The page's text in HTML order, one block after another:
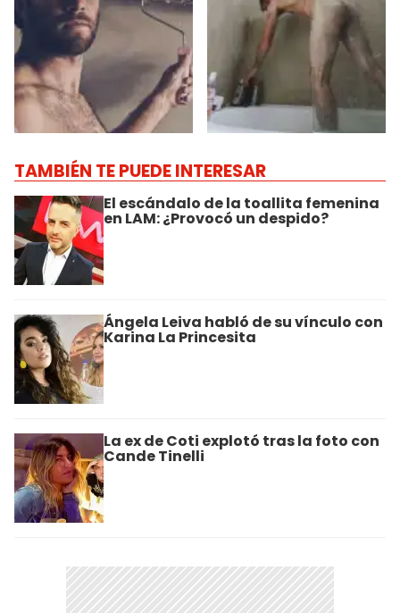
TAMBIÉN TE PUEDE INTERESAR
El escándalo de la toallita femenina
en LAM: ¿Provocó un despido?
Ángela Leiva habló de su vínculo con
Karina La Princesita
La ex de Coti explotó tras la foto con
Cande Tinelli